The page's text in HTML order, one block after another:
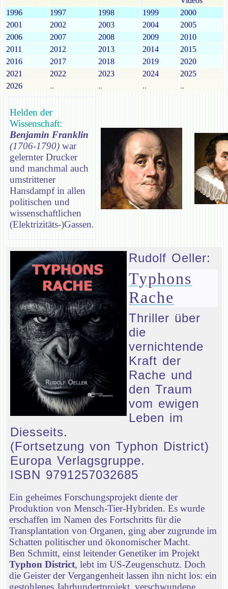
1996
1997 1998 1999
2000
2001
2002 2003 2004
2005
2006
2007 2008 2009
2010
2011
2012 2013 2014
2015
2016
2017 2018 2019
2020
2021
2022 2023 2024
2025
2026
.. .. .. ..
Helden der
Wissenschaft:
Benjamin Franklin
(1706-1790) war
gelernter Drucker
und manchmal auch
umstrittener
Hansdampf in allen
politischen und
wissenschaftlichen
(Elektrizitäts-)Gassen.
Rudolf Oeller:
Typhons
Rache
Thriller über
die
vernichtende
Kraft der
Rache und
den Traum
vom ewigen
Leben im
Diesseits.
(Fortsetzung von Typhon District)
Europa Verlagsgruppe.
ISBN 9791257032685
Ein geheimes Forschungsprojekt diente der
Produktion von Mensch-Tier-Hybriden. Es wurde
erschaffen im Namen des Fortschritts für die
Transplantation von Organen, ging aber zugrunde im
Schatten politischer und ökonomischer Macht.
Ben Schmitt, einst leitender Genetiker im Projekt
Typhon District, lebt im US-Zeugenschutz. Doch
die Geister der Vergangenheit lassen ihn nicht los: ein
gestohlenes Jahrhundertprojekt, verschwundene